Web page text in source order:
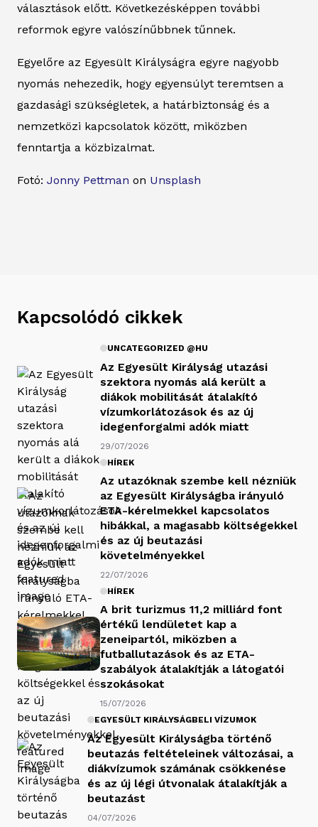
választások előtt. Következésképpen további
reformok egyre valószínűbbnek tűnnek.
Egyelőre az Egyesült Királyságra egyre nagyobb
nyomás nehezedik, hogy egyensúlyt teremtsen a
gazdasági szükségletek, a határbiztonság és a
nemzetközi kapcsolatok között, miközben
fenntartja a közbizalmat.
Fotó: Jonny Pettman on Unsplash
Kapcsolódó cikkek
UNCATEGORIZED @HU
Az Egyesült Királyság utazási
szektora nyomás alá került a
diákok mobilitását átalakító
vízumkorlátozások és az új
idegenforgalmi adók miatt
29/07/2026
HÍREK
Az utazóknak szembe kell nézniük
az Egyesült Királyságba irányuló
ETA-kérelmekkel kapcsolatos
hibákkal, a magasabb költségekkel
és az új beutazási
követelményekkel
22/07/2026
HÍREK
A brit turizmus 11,2 milliárd font
értékű lendületet kap a
zeneipartól, miközben a
futballutazások és az ETA-
szabályok átalakítják a látogatói
szokásokat
15/07/2026
EGYESÜLT KIRÁLYSÁGBELI VÍZUMOK
Az Egyesült Királyságba történő
beutazás feltételeinek változásai, a
diákvízumok számának csökkenése
és az új légi útvonalak átalakítják a
beutazást
04/07/2026